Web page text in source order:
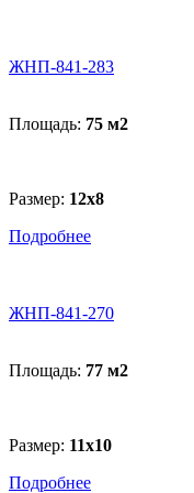
ЖНП-841-283
Площадь: 75 м2
Размер: 12x8
Подробнее
ЖНП-841-270
Площадь: 77 м2
Размер: 11x10
Подробнее